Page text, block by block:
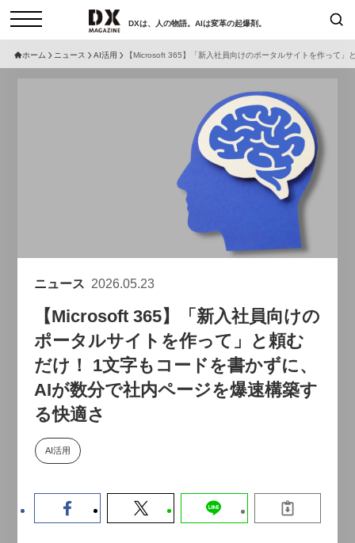
DXは、人の物語。AIは変革の起爆剤。
ニュース
日本オムニチャネル協会
トップページ
特集
お問い合わせ
個人情報保護法について
採用情報
現在開催予定のセミナー
【8/12開催】「イノベーションを
数値化する」～投資される事業の
学ぶ資金調達・巻き込みのリアル
2026-06-10
セミナー
【9/30開催】AIで何でもできる時
代に、なぜ「DX人財」というキ
ャリアが求められるのか
ホーム ニュース AI活用 【Microsoft 365】「新入社員向けのポータルサイトを作って
ニュース 2026.05.23
【Microsoft 365】「新入社員向けの
ポータルサイトを作って」と頼む
だけ！ 1文字もコードを書かずに、
AIが数分で社内ページを爆速構築す
る快適さ
AI活用